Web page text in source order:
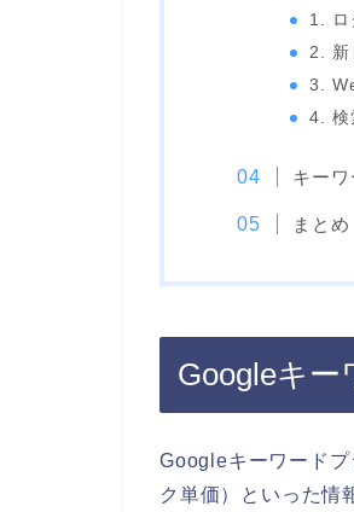
1. ロ
2. 新
3.
4. 検
キー
まとめ
Googleキー
Googleキーワード
ク単価）といった情